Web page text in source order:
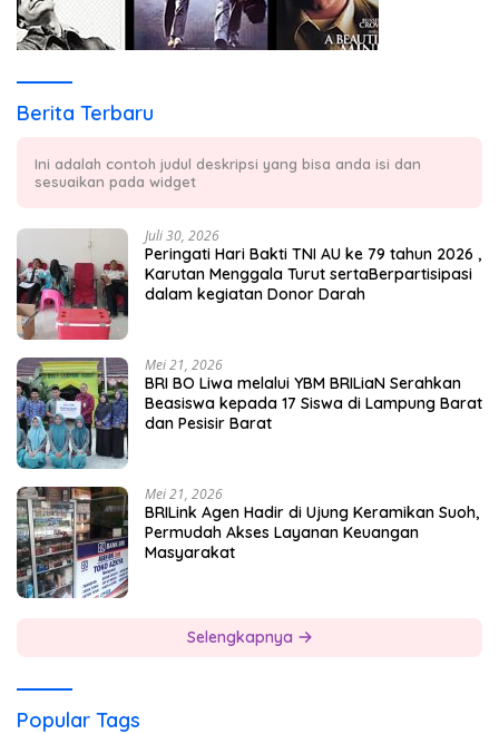
Berita Terbaru
Ini adalah contoh judul deskripsi yang bisa anda isi dan
sesuaikan pada widget
Juli 30, 2026
Peringati Hari Bakti TNI AU ke 79 tahun 2026 ,
Karutan Menggala Turut sertaBerpartisipasi
dalam kegiatan Donor Darah
Mei 21, 2026
BRI BO Liwa melalui YBM BRILiaN Serahkan
Beasiswa kepada 17 Siswa di Lampung Barat
dan Pesisir Barat
Mei 21, 2026
BRILink Agen Hadir di Ujung Keramikan Suoh,
Permudah Akses Layanan Keuangan
Masyarakat
Selengkapnya
Popular Tags